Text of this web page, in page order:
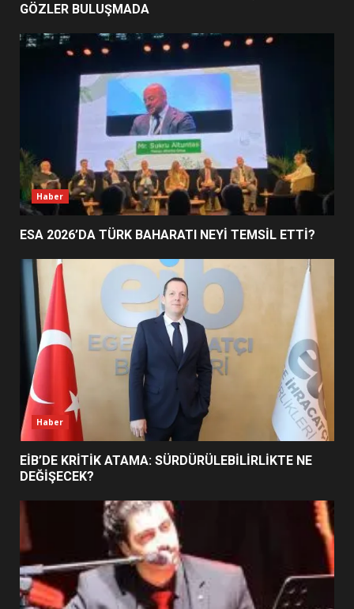
EİB’DE KRİTİK ATAMA:
SÜRDÜRÜLEBİLİRLİKTE NE
DEĞİŞECEK?
4
EDREMİT’İN GURURU TÜRKİYE
FİNALİNDE NE BAŞARDI?
5
UZATILDI: NE DEĞİŞTİ?
6
BURHANİYE SATRANÇ
TURNUVASI KAYITLARI NEYİ
DEĞİŞTİRİYOR?
BURHANİYE BELEDİYESPOR’DA
YENİ YÖNETİM NASIL
GÖZLER BULUŞMADA
Haber
ESA 2026’DA TÜRK BAHARATI NEYİ TEMSİL ETTİ?
Haber
EİB’DE KRİTİK ATAMA: SÜRDÜRÜLEBİLİRLİKTE NE
DEĞİŞECEK?